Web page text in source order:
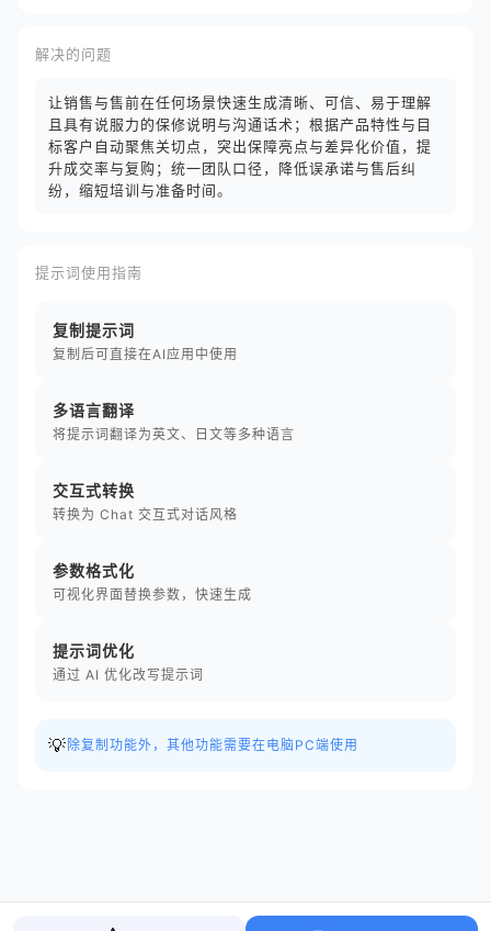
解决的问题
让销售与售前在任何场景快速生成清晰、可信、易于理解
且具有说服力的保修说明与沟通话术；根据产品特性与目
标客户自动聚焦关切点，突出保障亮点与差异化价值，提
升成交率与复购；统一团队口径，降低误承诺与售后纠
纷，缩短培训与准备时间。
提示词使用指南
复制提示词
复制后可直接在AI应用中使用
多语言翻译
将提示词翻译为英文、日文等多种语言
交互式转换
转换为 Chat 交互式对话风格
参数格式化
可视化界面替换参数，快速生成
提示词优化
通过 AI 优化改写提示词
💡 除复制功能外，其他功能需要在电脑PC端使用